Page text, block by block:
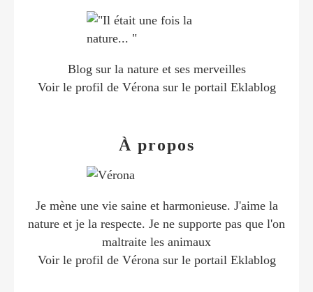
Blog sur la nature et ses merveilles
Voir le profil de Vérona sur le portail Eklablog
À propos
Je mène une vie saine et harmonieuse. J'aime la
nature et je la respecte. Je ne supporte pas que l'on
maltraite les animaux
Voir le profil de Vérona sur le portail Eklablog